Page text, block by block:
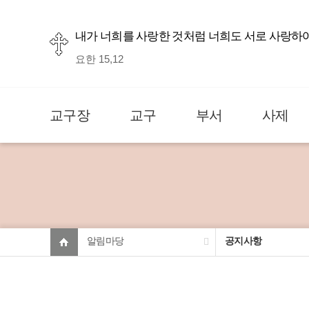
내가 너희를 사랑한 것처럼 너희도 서로 사랑하
요한 15,12
교구장 교구 부서 사제
알림마당 공지사항